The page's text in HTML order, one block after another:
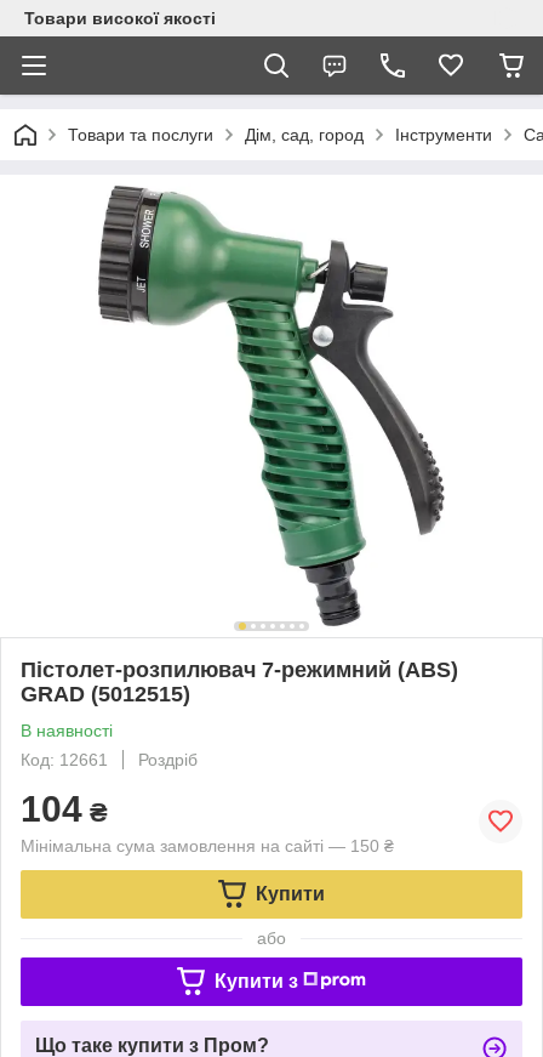
Товари високої якості
Товари та послуги Дім, сад, город Інструменти
Пістолет-розпилювач 7-режимний (ABS)
GRAD (5012515)
В наявності
Код: 12661
Роздріб
104 ₴
Мінімальна сума замовлення на сайті — 150 ₴
Купити
або
Купити з
Що таке купити з Пром?